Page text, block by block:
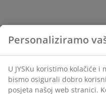
Personaliziramo
U JYSKu koristimo kolačiće
bismo osigurali dobro
posjeta našoj web stranici.